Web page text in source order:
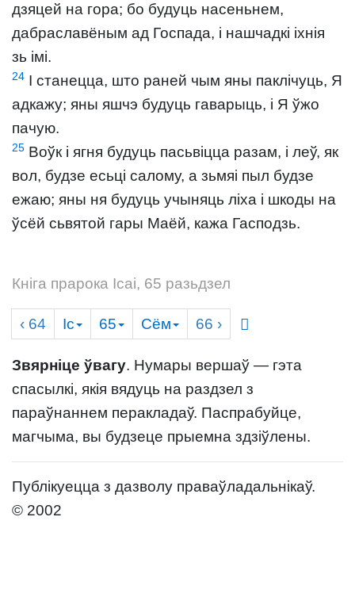
дзяцей на гора; бо будуць насеньнем,
дабраславёным ад Госпада, і нашчадкі іхнія
зь імі.
24 І станецца, што раней чым яны паклічуць, Я
адкажу; яны яшчэ будуць гаварыць, і Я ўжо
пачую.
25 Воўк і ягня будуць пасьвіцца разам, і леў, як
вол, будзе есьці салому, а зьмяі пыл будзе
ежаю; яны ня будуць учыняць ліха і шкоды на
ўсёй сьвятой гары Маёй, кажа Гасподзь.
Кніга прарока Ісаі, 65 разьдзел
‹ 64 Іс 65 Сём 66 ›
Звярніце ўвагу. Нумары вершаў — гэта
спасылкі, якія вядуць на раздзел з
параўнаннем перакладаў. Паспрабуйце,
магчыма, вы будзеце прыемна здзіўлены.
Публікуецца з дазволу праваўладальнікаў.
© 2002